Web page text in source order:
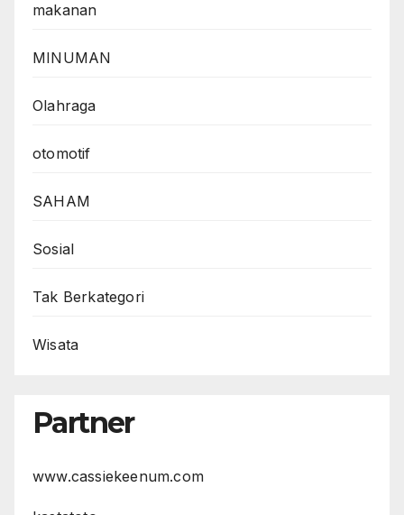
makanan
MINUMAN
Olahraga
otomotif
SAHAM
Sosial
Tak Berkategori
Wisata
Partner
www.cassiekeenum.com